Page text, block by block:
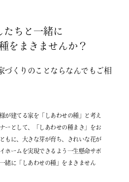
たちと一緒に
をまきませんか？
づくりのことならなんでもご相
が建てる家を「しあわせの種」と考え
ーとして、「しあわせの種まき」をお
もに、大きな芽が育ち、きれいな花が
ホームを実現できるよう一生懸命サポ
緒に「しあわせの種」をまきません